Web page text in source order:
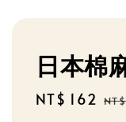
日本棉
Sale
NT$ 162